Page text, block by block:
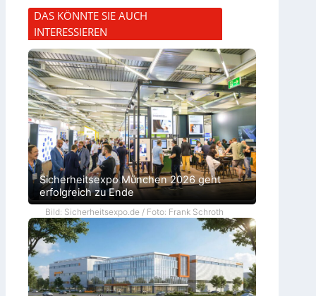
DAS KÖNNTE SIE AUCH
INTERESSIEREN
Sicherheitsexpo München 2026 geht
erfolgreich zu Ende
Bild: Sicherheitsexpo.de / Foto: Frank Schroth